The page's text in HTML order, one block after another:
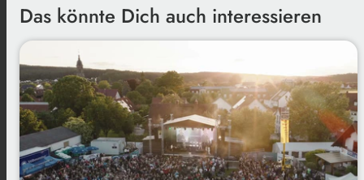
Das könnte Dich auch interessieren